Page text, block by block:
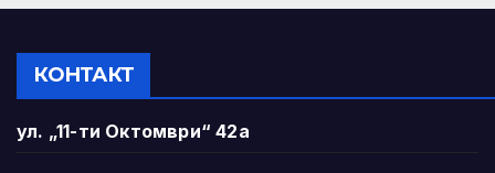
КОНТАКТ
ул. „11-ти Октомври“ 42а